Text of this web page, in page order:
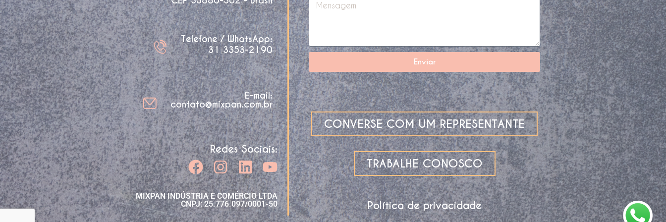
Telefone / WhatsApp:
31 3353-2190
E-mail:
contato@mixpan.com.br
Redes Sociais:
MIXPAN INDÚSTRIA E COMÉRCIO LTDA
CNPJ: 25.776.097/0001-50
Enviar
CONVERSE COM UM REPRESENTANTE
TRABALHE CONOSCO
Política de privacidade